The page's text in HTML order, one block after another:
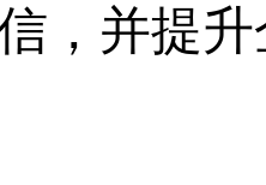
，并提